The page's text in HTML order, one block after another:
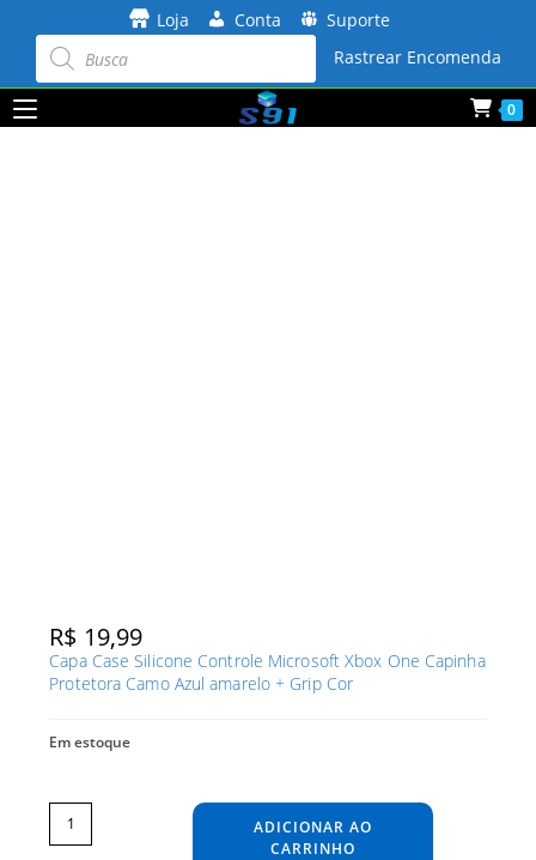
conteúdo
Loja Conta Suporte
Pesquisar
produtos Rastrear Encomenda
0
R$ 19,99
Capa Case Silicone Controle Microsoft Xbox One Capinha
Protetora Camo Azul amarelo + Grip Cor
Em estoque
Capa
Case
Silicone
Controle
Xbox
ADICIONAR AO
CARRINHO